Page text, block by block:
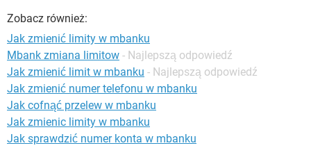
Zobacz również:
Jak zmienić limity w mbanku
Mbank zmiana limitow - Najlepszą odpowiedź
Jak zmienić limit w mbanku - Najlepszą odpowiedź
Jak zmienić numer telefonu w mbanku
Jak cofnąć przelew w mbanku
Jak zmienic limity w mbanku
Jak sprawdzić numer konta w mbanku